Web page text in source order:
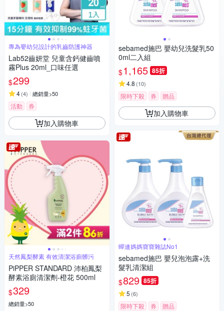
專為嬰幼兒設計的乳齒防護神器
Lab52齒妍堂 兒童含鈣健齒噴
霧Plus 20ml_口味任選
$299
4(4) 總銷量>50
活動 券
加入購物車
天然鳳梨酵素 有效清潔浴廁髒污
PiPPER STANDARD 沛柏鳳梨
酵素浴廁清潔劑-橙花 500ml
$329
總銷量>50
sebamed施巴 嬰幼兒洗髮乳50
0ml二入組
$1,165 85折
4.8 (10)
限時下殺 券 贈品
加入購物車
蟬連媽媽寶寶雜誌No1
sebamed施巴 嬰兒泡泡露+洗
髮乳清潔組
$829 85折
5 (6)
限時下殺 券 贈品